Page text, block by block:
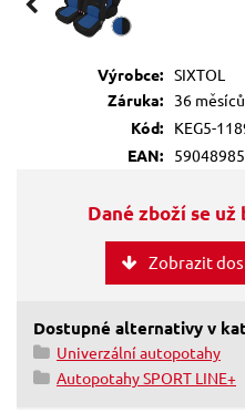
Výrobce: SIXTOL
Záruka:
36 měsíců
Kód:
KEG5-
EAN:
Dané zboží se
Zobrazit
Dostupné alternativy v
Univerzální autopotahy
Autopotahy SPORT LINE+